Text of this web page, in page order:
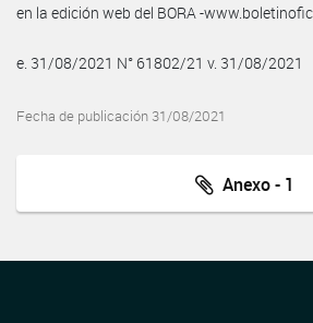
en la edición web del BORA -
e. 31/08/2021 N° 61802/21 v. 31/08/2021
Fecha de publicación 31/08/2021
Anexo - 1